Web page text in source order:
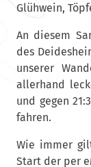
Glühwein,
An diesem
des
unserer
allerhand
und gegen
fahren.
Wie immer
Start der per